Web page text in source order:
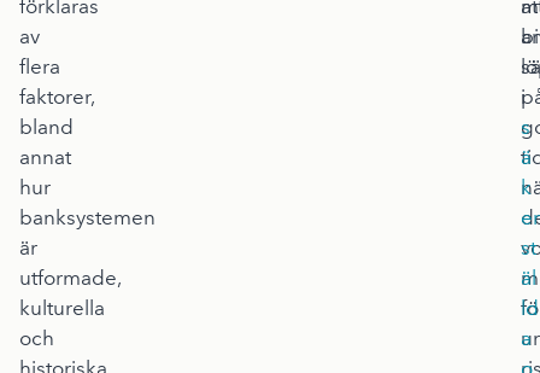
förklaras
av
flera
faktorer,
bland
annat
hur
banksystemen
är
utformade,
kulturella
och
historiska
i
ur
s
ä
k
er
st
äl
ld
a
o